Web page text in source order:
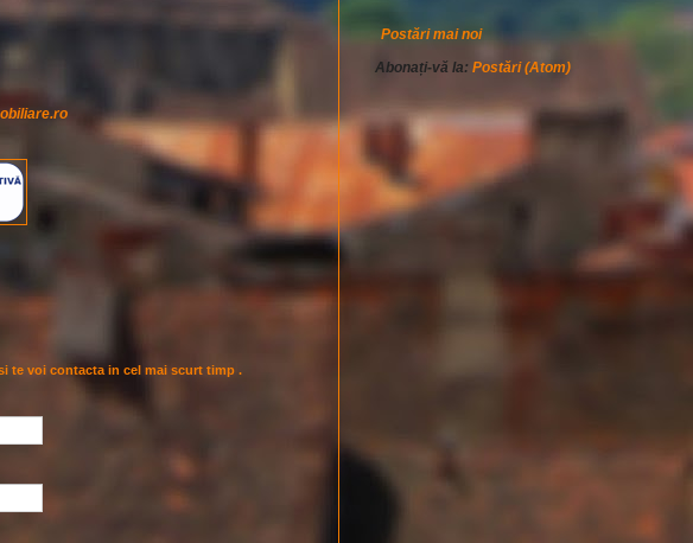
Postări mai noi
Abonați-vă la: Postări (Atom)
te voi contacta in cel mai scurt timp .